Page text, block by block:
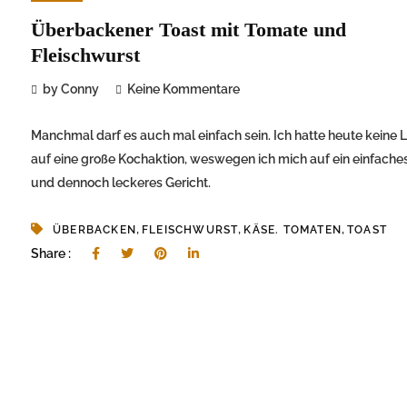
Überbackener Toast mit Tomate und
Fleischwurst
by Conny Keine Kommentare
Manchmal darf es auch mal einfach sein. Ich hatte heute keine
auf eine große Kochaktion, weswegen ich mich auf ein
und dennoch leckeres Gericht.
ÜBERBACKEN, FLEISCHWURST, KÄSE. TOMATEN,TOAST
Share :